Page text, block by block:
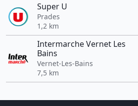
Super U
Prades
1,2 km
Intermarche Vernet Les
Bains
Vernet-Les-Bains
7,5 km